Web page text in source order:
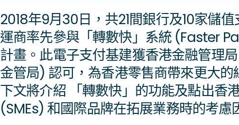
2018年9月30日，共21間銀行及10家儲
運商率先參與「轉數快」系統 (Faster
計畫。此電子支付基建獲香港金融管理
金管局) 認可，為香港零售商帶來更大的
下文將介紹 「轉數快」的功能及點出香
(SMEs) 和國際品牌在拓展業務時的考慮